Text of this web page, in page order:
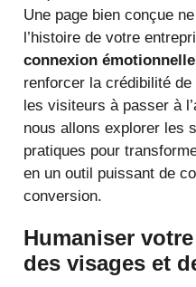
Une page bien conçue
l’histoire de votre
connexion
renforcer la crédibilité
les visiteurs à passer à
nous allons explorer les
pratiques pour
en un outil puissant de
conversion.
Humaniser
des visages et